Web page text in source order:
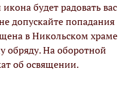
будет радовать вас
допускайте попадания
в Никольском храме
обряду. На оборотной
об освящении.